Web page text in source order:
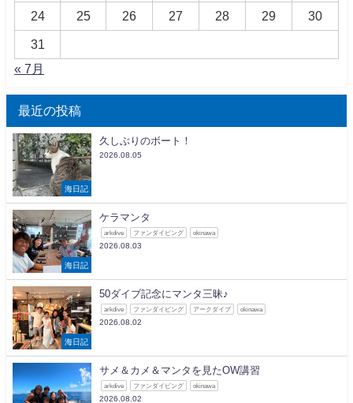
24 25 26 27 28 29 30
31
« 7月
最近の投稿
海日記
久しぶりのボート！
2026.08.05
海日記
ケラマンタ
arkdive ファンダイビング okinawa
2026.08.03
海日記
50ダイブ記念にマンタ三昧♪
arkdive ファンダイビング アークダイブ okinawa
2026.08.02
サメ＆カメ＆マンタを見たOW講習
arkdive ファンダイビング okinawa
2026.08.02